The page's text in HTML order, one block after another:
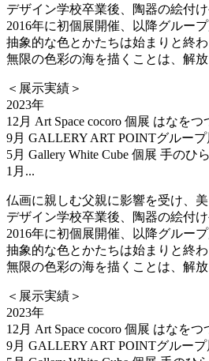
デザイン学校卒業後、陶器の絵付
2016年に初個展開催、以降グルー
抽象的な色とかたちは始まりと終わ
無限の色彩の海を描くことは、解
＜展示実績＞
2023年
12月 Art Space cocoro 個展 はなをつ
9月 GALLERY ART POINTグルー
5月 Gallery White Cube 個展 手のひ
1月...
仏画に親しむ父親に影響を受け、
デザイン学校卒業後、陶器の絵付
2016年に初個展開催、以降グルー
抽象的な色とかたちは始まりと終わ
無限の色彩の海を描くことは、解
＜展示実績＞
2023年
12月 Art Space cocoro 個展 はなをつ
9月 GALLERY ART POINTグルー